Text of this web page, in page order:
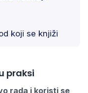
koji se knjiži
praksi
rada i koristi se